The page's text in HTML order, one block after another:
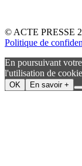
© ACTE PRESSE
Politique de
En poursuivant
l'utilisation de
OK En savoir +